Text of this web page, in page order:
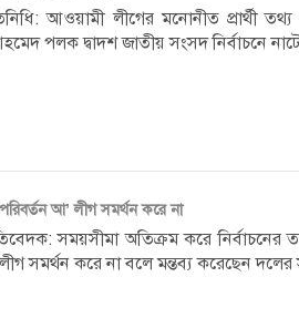
আওয়ামী লীগের মনোনীত প্রার্থী তথ্য
পলক দ্বাদশ জাতীয় সংসদ নির্বাচনে
আ’ লীগ সমর্থন করে না
সময়সীমা অতিক্রম করে
সমর্থন করে না বলে মন্তব্য করেছেন দলের